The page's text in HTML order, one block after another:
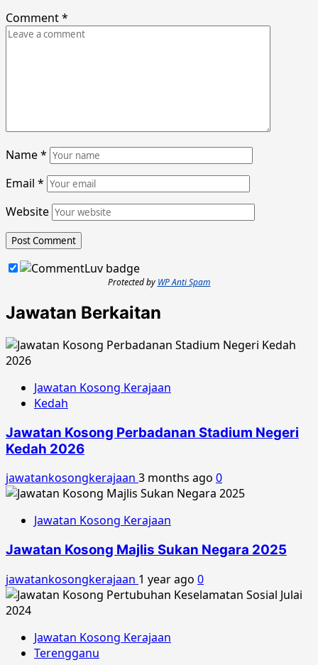
Comment*
Name*
Email *
Website
Protected by WP Anti Spam
Jawatan Berkaitan
Jawatan Kosong Kerajaan
Kedah
Jawatan Kosong Perbadanan Stadium Negeri
Kedah 2026
jawatankosongkerajaan 3 months ago 0
Jawatan Kosong Kerajaan
Jawatan Kosong Majlis Sukan Negara 2025
jawatankosongkerajaan 1 year ago 0
Jawatan Kosong Kerajaan
Terengganu